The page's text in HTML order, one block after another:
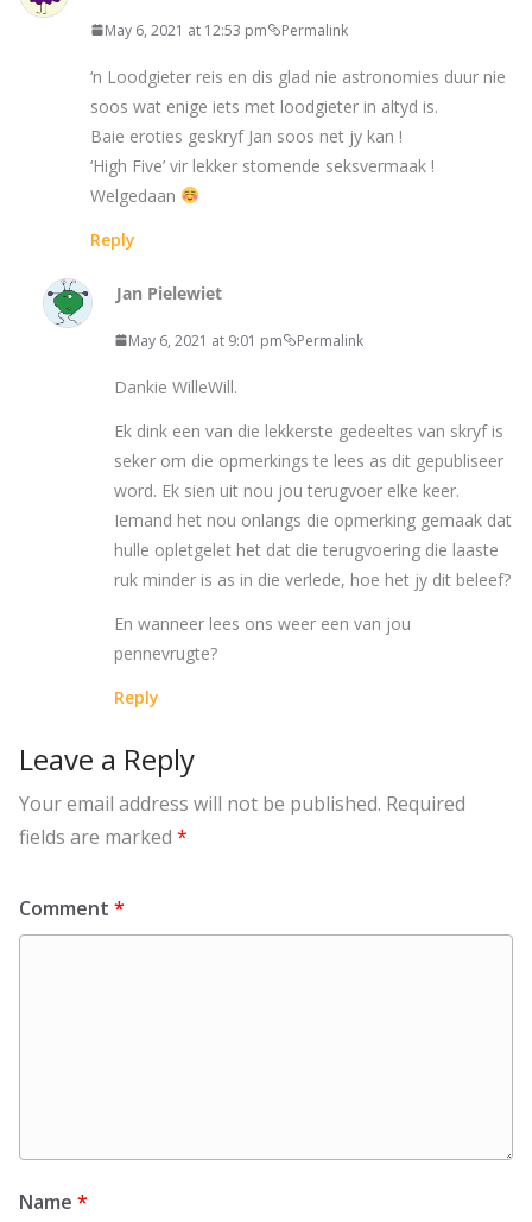
May 6, 2021 at 12:53 pm Permalink
‘n Loodgieter reis en dis glad nie astronomies duur nie
soos wat enige iets met loodgieter in altyd is.
Baie eroties geskryf Jan soos net jy kan !
‘High Five’ vir lekker stomende seksvermaak !
Welgedaan
Reply
Jan Pielewiet
May 6, 2021 at 9:01 pm Permalink
Dankie WilleWill.
Ek dink een van die lekkerste gedeeltes van skryf is
seker om die opmerkings te lees as dit gepubliseer
word. Ek sien uit nou jou terugvoer elke keer.
Iemand het nou onlangs die opmerking gemaak dat
hulle opletgelet het dat die terugvoering die laaste
ruk minder is as in die verlede, hoe het jy dit beleef?
En wanneer lees ons weer een van jou
pennevrugte?
Reply
Leave a Reply
Your email address will not be published. Required
fields are marked *
Comment *
Name *